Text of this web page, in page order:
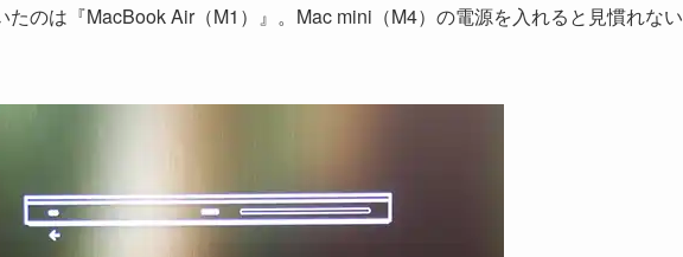
のは『MacBook Air（M1）』。Mac mini（M4）の電源を入れると見慣れない